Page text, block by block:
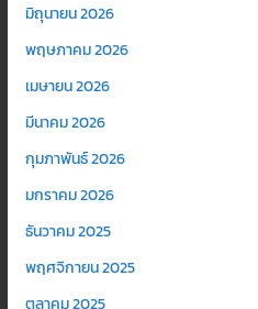
มิถุนายน 2026
พฤษภาคม 2026
เมษายน 2026
มีนาคม 2026
กุมภาพันธ์ 2026
มกราคม 2026
ธันวาคม 2025
พฤศจิกายน 2025
ตุลาคม 2025